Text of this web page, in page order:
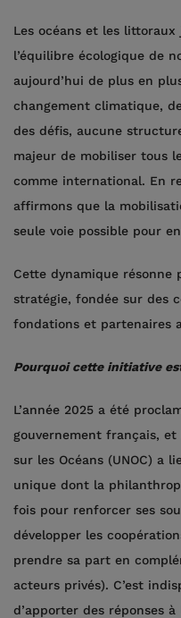
Les océans et les
l’équilibre écologique de
aujourd’hui de plus en
changement climatique,
des défis, aucune
majeur de mobiliser tous
comme international. En
affirmons que la
seule voie possible pour
Cette dynamique résonne
stratégie, fondée sur des
fondations et partenaires
Pourquoi cette initiative
L’année 2025 a été
gouvernement français,
sur les Océans (UNOC) a
unique dont la
fois pour renforcer ses
développer les
prendre sa part en
acteurs privés). C’est
d’apporter des réponses